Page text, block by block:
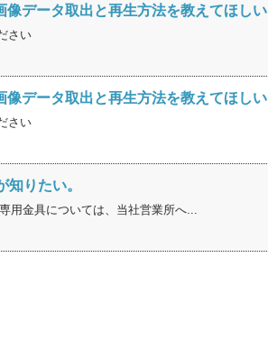
データ取出と再生方法を教えてほしい
さい
データ取出と再生方法を教えてほしい
さい
りたい。
用金具については、当社営業所へ...